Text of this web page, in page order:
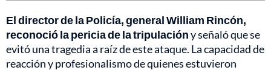
El director de la Policía, general William Rincón,
reconoció la pericia de la tripulacióny señaló que se
evitó una tragedia a raíz de este ataque. La capacidad de
reacción y profesionalismo de quienes estuvieron